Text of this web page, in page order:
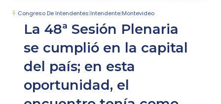
Congreso De Intendentes|Intendente|Montevideo
La 48ª Sesión Plenaria
se cumplió en la capital
del país; en esta
oportunidad, el